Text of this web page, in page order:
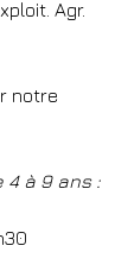
Agr.
notre
4 à 9 ans :